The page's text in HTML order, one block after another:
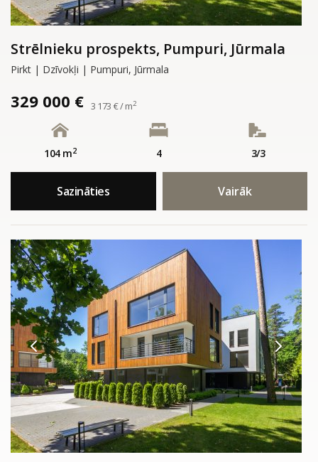
Strēlnieku prospekts, Pumpuri, Jūrmala
Pirkt | Dzīvokļi | Pumpuri, Jūrmala
329 000 € 3 173 € / m2
104 m2 4 3/3
Sazināties Vairāk